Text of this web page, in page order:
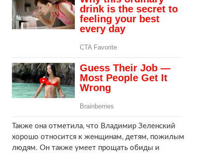
Также она отметила, что Владимир Зеленский
хорошо относится к женщинам, детям, пожилым
людям. Он также умеет прощать обиды и